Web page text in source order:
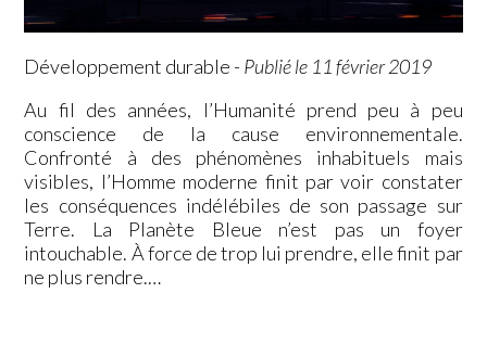
Développement durable - Publié le 11 février 2019
Au fil des années, l’Humanité prend peu à peu
conscience de la cause environnementale.
Confronté à des phénomènes inhabituels mais
visibles, l’Homme moderne finit par voir constater
les conséquences indélébiles de son passage sur
Terre. La Planète Bleue n’est pas un foyer
intouchable. À force de trop lui prendre, elle finit par
ne plus rendre.…